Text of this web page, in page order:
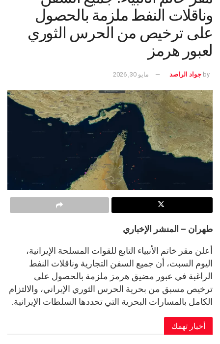
وناقلات النفط ملزمة بالحصول
على ترخيص من الحرس الثوري
لعبور هرمز
by جواد الراصد مايو 30, 2026
طهران – المنشر الإخباري
أعلن مقر خاتم الأنبياء التابع للقوات المسلحة الإيرانية،
اليوم السبت، أن جميع السفن التجارية وناقلات النفط
الراغبة في عبور مضيق هرمز ملزمة بالحصول على
ترخيص مسبق من بحرية الحرس الثوري الإيراني، والالتزام
الكامل بالمسارات البحرية التي تحددها السلطات الإيرانية.
أخبار تهمك